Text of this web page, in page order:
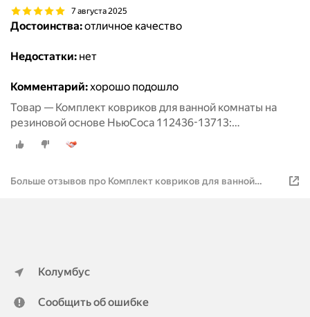
7 августа 2025
Достоинства:отличное качество
Недостатки: нет
Комментарий:хорошо подошло
Товар — Комплект ковриков для ванной комнаты на
резиновой основе НьюСоса 112436-13713:
прямоугольный 50х80 и с вырезом 57х60
Больше отзывов про Комплект ковриков для ванной
Колумбус
Сообщить об ошибке